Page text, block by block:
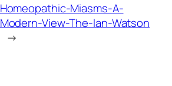
Homeopathic-Miasms-A-
Modern-View-The-Ian-Watson
→